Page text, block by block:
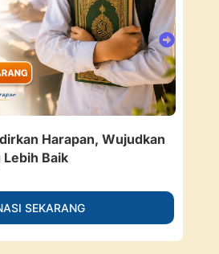
Harapan, Wujudkan
Lebih Baik
SEKARANG